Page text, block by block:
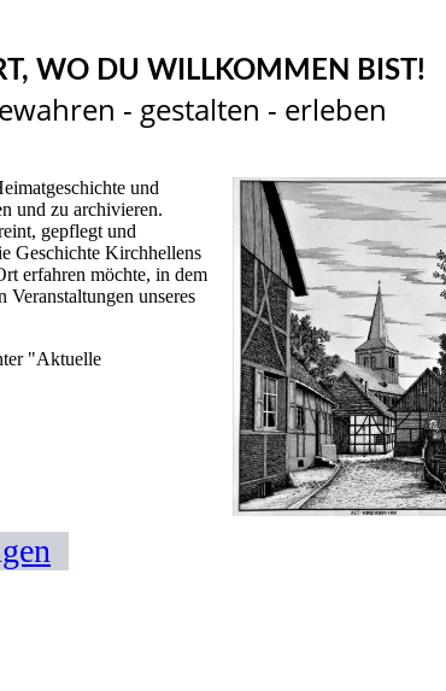
WO DU WILLKOMMEN BIST!
- gestalten - erleben
und
und zu archivieren.
gepflegt und
Geschichte Kirchhellens
erfahren möchte, in dem
Veranstaltungen unseres
"Aktuelle